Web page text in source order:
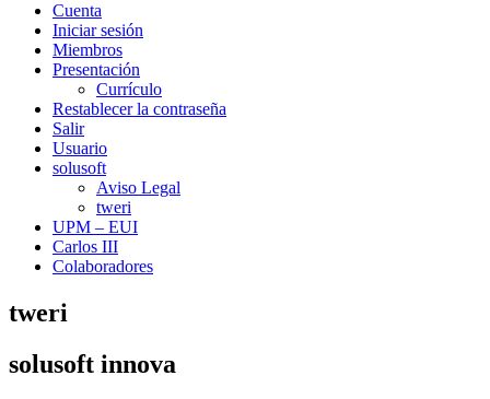
Cuenta
Iniciar sesión
Miembros
Presentación
Currículo
Restablecer la contraseña
Salir
Usuario
solusoft
Aviso Legal
tweri
UPM – EUI
Carlos III
Colaboradores
tweri
solusoft innova